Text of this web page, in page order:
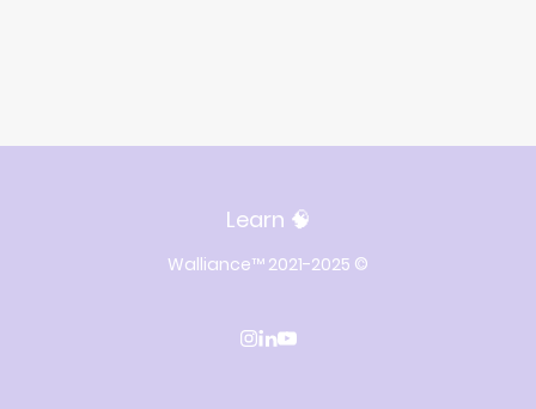
Learn 🧠
Walliance™ 2021-2025 ©